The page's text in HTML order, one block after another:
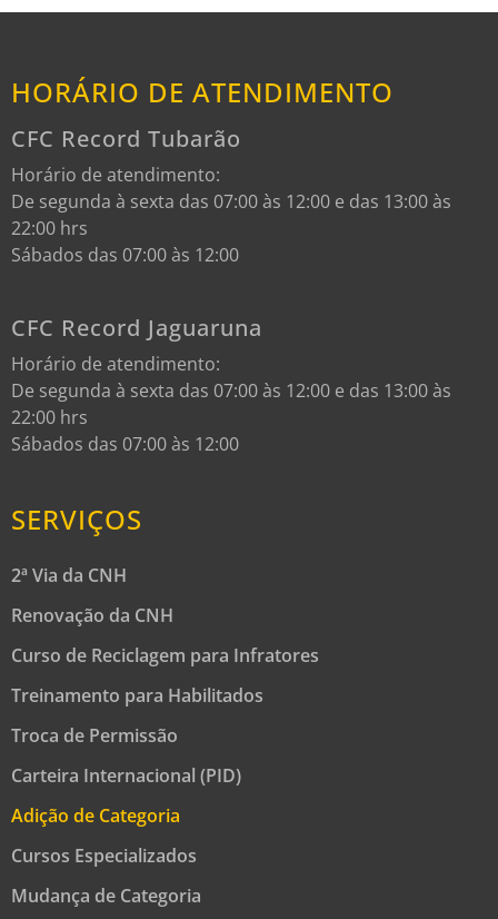
HORÁRIO DE ATENDIMENTO
CFC Record Tubarão
Horário de atendimento:
De segunda à sexta das 07:00 às 12:00 e das 13:00 às
22:00 hrs
Sábados das 07:00 às 12:00
CFC Record Jaguaruna
Horário de atendimento:
De segunda à sexta das 07:00 às 12:00 e das 13:00 às
22:00 hrs
Sábados das 07:00 às 12:00
SERVIÇOS
2ª Via da CNH
Renovação da CNH
Curso de Reciclagem para Infratores
Treinamento para Habilitados
Troca de Permissão
Carteira Internacional (PID)
Adição de Categoria
Cursos Especializados
Mudança de Categoria